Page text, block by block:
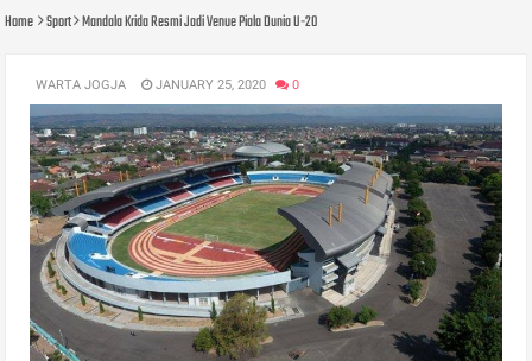
Home Sport Mandala Krida Resmi Jadi Venue Piala Dunia U-20
WARTA JOGJA JANUARY 25, 2020 0